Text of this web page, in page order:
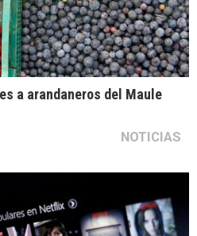
a arandaneros del Maule
NOTICIAS